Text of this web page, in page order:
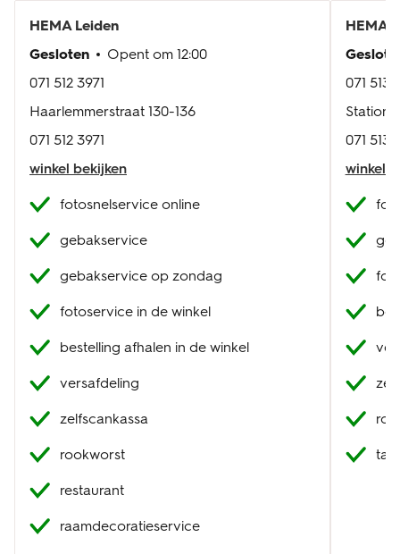
HEMA Leiden
Gesloten
Opent om 12:00
071 512 3971
Haarlemmerstraat 130-136
071 512 3971
winkel bekijken
fotosnelservice online
gebakservice
gebakservice op zondag
fotoservice in de winkel
bestelling afhalen in de winkel
versafdeling
zelfscankassa
rookworst
restaurant
raamdecoratieservice
HEMA
071 513
071 513
winkel